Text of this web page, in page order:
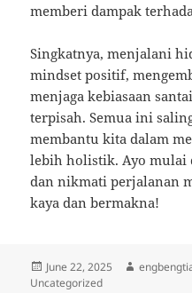
memberi dampak
Singkatnya, menjalani
mindset positif,
menjaga kebiasaan
terpisah. Semua ini
membantu kita dalam
lebih holistik. Ayo
dan nikmati perjalanan
kaya dan bermakna!
Posted
on
June 22, 2025 Author
Uncategorized